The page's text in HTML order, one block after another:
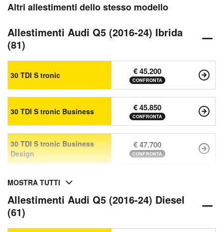
Altri allestimenti dello stesso modello
Allestimenti Audi Q5 (2016-24) Ibrida
(81)
30 TDI S tronic € 45.200
CONFRONTA
30 TDI S tronic Business € 45.850
CONFRONTA
30 TDI S tronic Business
Design
€ 47.700
CONFRONTA
MOSTRA TUTTI
Allestimenti Audi Q5 (2016-24) Diesel
(61)